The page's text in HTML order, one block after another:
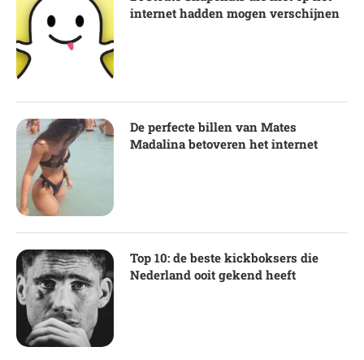
internet hadden mogen verschijnen
De perfecte billen van Mates
Madalina betoveren het internet
Top 10: de beste kickboksers die
Nederland ooit gekend heeft